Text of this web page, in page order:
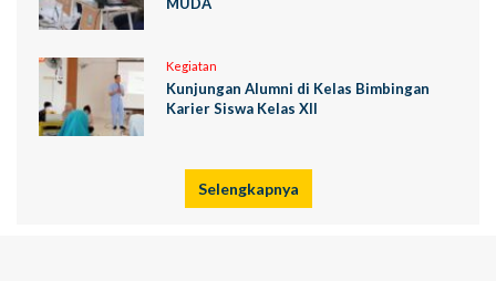
Kegiatan
Kunjungan Alumni di Kelas Bimbingan
Karier Siswa Kelas XII
Selengkapnya